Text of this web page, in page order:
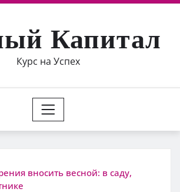
Капитал
Курс на Успех
вносить весной: в саду,